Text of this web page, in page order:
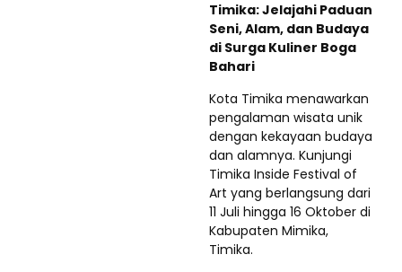
Timika: Jelajahi Paduan
Seni, Alam, dan Budaya
di Surga Kuliner Boga
Bahari
Kota Timika menawarkan
pengalaman wisata unik
dengan kekayaan budaya
dan alamnya. Kunjungi
Timika Inside Festival of
Art yang berlangsung dari
11 Juli hingga 16 Oktober di
Kabupaten Mimika,
Timika.